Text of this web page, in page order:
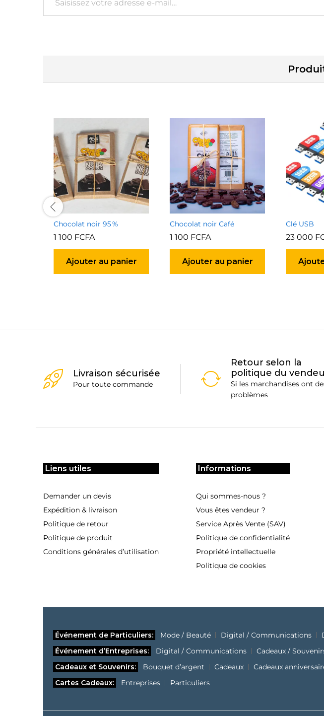
Chocolat noir 95 %
1 100 FCFA
Ajouter au panier
Chocolat noir Café
1 100 FCFA
Ajouter au panier
Clé USB
23 000
Livraison sécurisée
Pour toute commande
Retour selon la
politique du
Si les marchandises ont
problèmes
Liens utiles
Demander un devis
Expédition & livraison
Politique de retour
Politique de produit
Conditions générales d’utilisation
Informations
Qui sommes-nous ?
Vous êtes vendeur ?
Service Après Vente (SAV)
Politique de confidentialité
Propriété intellectuelle
Politique de cookies
Événement de Particuliers: Mode / Beauté Digital / Communications
Événement d’Entreprises:
Digital / Communications Cadeaux /
Cadeaux et Souvenirs:
Bouquet d’argent Cadeaux Cadeaux
Cartes Cadeaux:
Entreprises Particuliers